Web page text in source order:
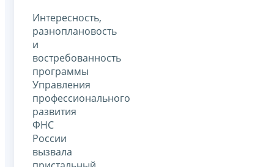
Интересность,
разноплановость
и
востребованность
программы
Управления
профессионального
развития
ФНС
России
вызвала